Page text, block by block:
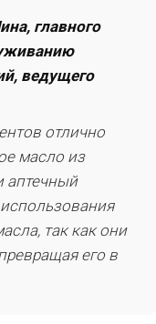
главного
ведущего
отлично
масло из
аптечный
так как они
его в